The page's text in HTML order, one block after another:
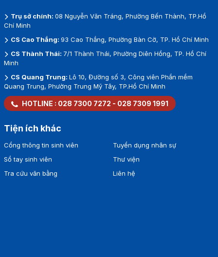
Trụ sở chính: 08 Nguyễn Văn Tráng, Phường Bến Thành, TP.Hồ
Chí Minh
CS Cao Thắng: 93 Cao Thắng, Phường Bàn Cờ, TP. Hồ Chí Minh
CS Thành Thái: 7/1 Thành Thái, Phường Diên Hồng, TP. Hồ Chí
Minh
CS Quang Trung: Lô 10, Đường số 3, Công viên Phần mềm
Quang Trung, Phường Trung Mỹ Tây, TP.Hồ Chí Minh
HOTLINE : 028 7300 7272 - 028 7309 1991
Tiện ích khác
Cổng thông tin sinh viên
Sổ tay sinh viên
Tra cứu văn bằng
Tuyển dụng nhân sự
Thư viện
Liên hệ